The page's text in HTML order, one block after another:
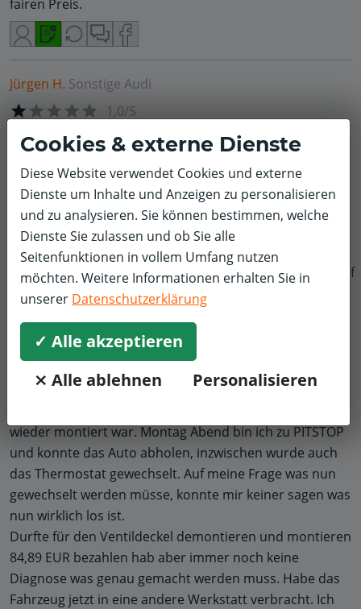
fairen Preis.
Jürgen H. Sonstige Audi
1,0/5
Nie wieder!!!
Ein klackern im Motor wurde festgestellt. Vermutlich
Steuerkette.
Auto am Donnerstag wieder abgeholt ohne das etwas
gemacht wurde. Keine Zeit, andere Kunden. Montag
8.30 Uhr das Auto wieder abgegeben, nach Absprache.
Es wurde nun festgestellt das man es nicht reparieren
könnte da das erforderliche Werkzeug nicht verfügbar
ist. Dienstag wurde das Auto in eine VW Werkstatt
verbracht und der Ventieldeckel wurde geöffnet. Da
Reparatur habe ich abgelehnt (Arbeitspreise). Bis
wieder montiert war. Montag Abend bin ich zu PITSTOP
und konnte das Auto abholen, inzwischen wurde auch
das Thermostat gewechselt. Auf meine Frage was nun
gewechselt werden müsse, konnte mir keiner sagen was
nun wirklich los ist.
Durfte für den Ventildeckel demontieren und montieren
84,89 EUR bezahlen hab aber immer noch keine
Diagnose was genau gemacht werden muss. Habe das
Fahrzeug jetzt in eine andere Werkstatt verbracht. Ich
Cookies & externe Dienste
Diese Website verwendet Cookies und externe
Dienste um Inhalte und Anzeigen zu personalisieren
und zu analysieren. Sie können bestimmen, welche
Dienste Sie zulassen und ob Sie alle
Seitenfunktionen in vollem Umfang nutzen
möchten. Weitere Informationen erhalten Sie in
unserer Datenschutzerklärung
✓ Alle akzeptieren
⨯ Alle ablehnen
Personalisieren
f